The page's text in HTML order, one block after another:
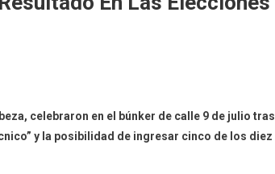
celebraron en el búnker de calle 9 de julio tras
y la posibilidad de ingresar cinco de los diez